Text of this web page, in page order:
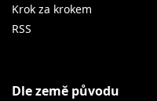
Krok za krokem
RSS
Dle země původu